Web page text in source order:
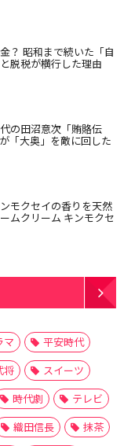
？ 昭和まで続いた「自
脱税が横行した理由
の田沼意次「賄賂伝
「大奥」を敵に回した
モクセイの香りを天然
ムクリーム キンモクセ
マ
平安時代
将
スイーツ
時代劇
テレビ
織田信長
抹茶